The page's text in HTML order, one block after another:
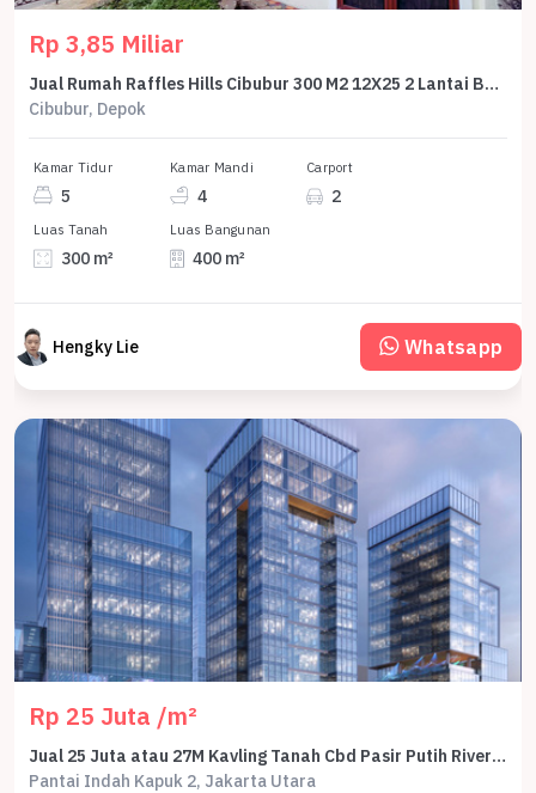
Rp 3,85 Miliar
Jual Rumah Raffles Hills Cibubur 300 M2 12X25 2 Lantai Baru Renovasi Depok - Sell House Raffles Hills Cibubur 300 Sqm 12X25 2 Lantai Full Renovation Depok
Cibubur, Depok
Kamar Tidur
5
Kamar Mandi
4
Carport
2
Luas Tanah
300 m²
Luas Bangunan
400 m²
Hengky Lie Whatsapp
Rp 25 Juta /m²
Jual 25 Juta atau 27M Kavling Tanah Cbd Pasir Putih Riverside 1080 M2 36X30 Jl Utama Jendral Sudirman Pik2 - Sell Land For Commercial Cbd Pasir Putih Riverside 1000 M2 36X30 Pik 2
Pantai Indah Kapuk 2, Jakarta Utara